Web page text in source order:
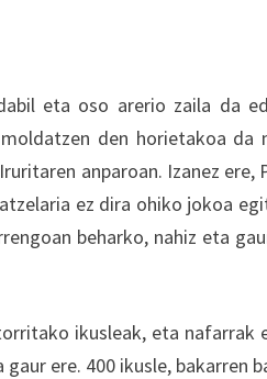
eta oso arerio zaila da
den horietakoa
anparoan. Izanez
ez dira ohiko jokoa
beharko, nahiz eta
ikusleak, eta nafarrak
ere. 400 ikusle, bakarren